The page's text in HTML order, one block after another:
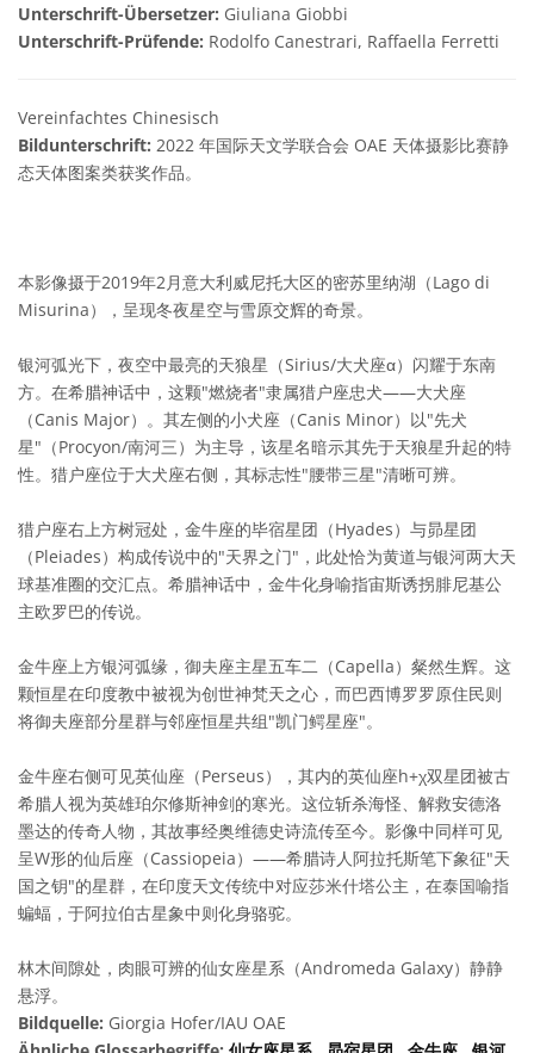
Unterschrift-Übersetzer: Giuliana Giobbi
Unterschrift-Prüfende: Rodolfo Canestrari, Raffaella Ferretti
Vereinfachtes Chinesisch
Bildunterschrift: 2022 年国际天文学联合会 OAE 天体摄影比赛静
态天体图案类获奖作品。
本影像摄于2019年2月意大利威尼托大区的密苏里纳湖（Lago di
Misurina），呈现冬夜星空与雪原交辉的奇景。
银河弧光下，夜空中最亮的天狼星（Sirius/大犬座α）闪耀于东南
方。在希腊神话中，这颗"燃烧者"隶属猎户座忠犬——大犬座
（Canis Major）。其左侧的小犬座（Canis Minor）以"先犬
星"（Procyon/南河三）为主导，该星名暗示其先于天狼星升起的特
性。猎户座位于大犬座右侧，其标志性"腰带三星"清晰可辨。
猎户座右上方树冠处，金牛座的毕宿星团（Hyades）与昴星团
（Pleiades）构成传说中的"天界之门"，此处恰为黄道与银河两大天
球基准圈的交汇点。希腊神话中，金牛化身喻指宙斯诱拐腓尼基公
主欧罗巴的传说。
金牛座上方银河弧缘，御夫座主星五车二（Capella）粲然生辉。这
颗恒星在印度教中被视为创世神梵天之心，而巴西博罗罗原住民则
将御夫座部分星群与邻座恒星共组"凯门鳄星座"。
金牛座右侧可见英仙座（Perseus），其内的英仙座h+χ双星团被古
希腊人视为英雄珀尔修斯神剑的寒光。这位斩杀海怪、解救安德洛
墨达的传奇人物，其故事经奥维德史诗流传至今。影像中同样可见
呈W形的仙后座（Cassiopeia）——希腊诗人阿拉托斯笔下象征"天
国之钥"的星群，在印度天文传统中对应莎米什塔公主，在泰国喻指
蝙蝠，于阿拉伯古星象中则化身骆驼。
林木间隙处，肉眼可辨的仙女座星系（Andromeda Galaxy）静静
悬浮。
Bildquelle: Giorgia Hofer/IAU OAE